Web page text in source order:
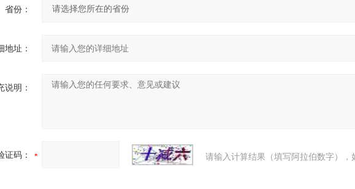
省份：
地址：
说明：
证码： 请输入计算结果（填写阿拉伯数字），